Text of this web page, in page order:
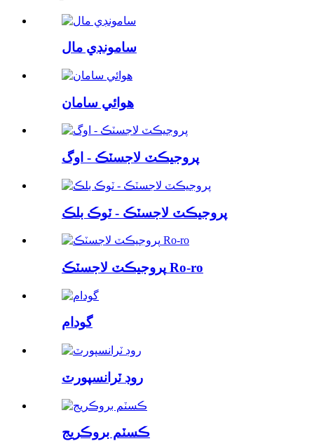
سامونڊي مال
هوائي سامان
پروجيڪٽ لاجسٽڪ - اوگ
پروجيڪٽ لاجسٽڪ - ٽوڪ بلڪ
پروجيڪٽ لاجسٽڪ Ro-ro
گودام
روڊ ٽرانسپورٽ
ڪسٽم بروڪريج